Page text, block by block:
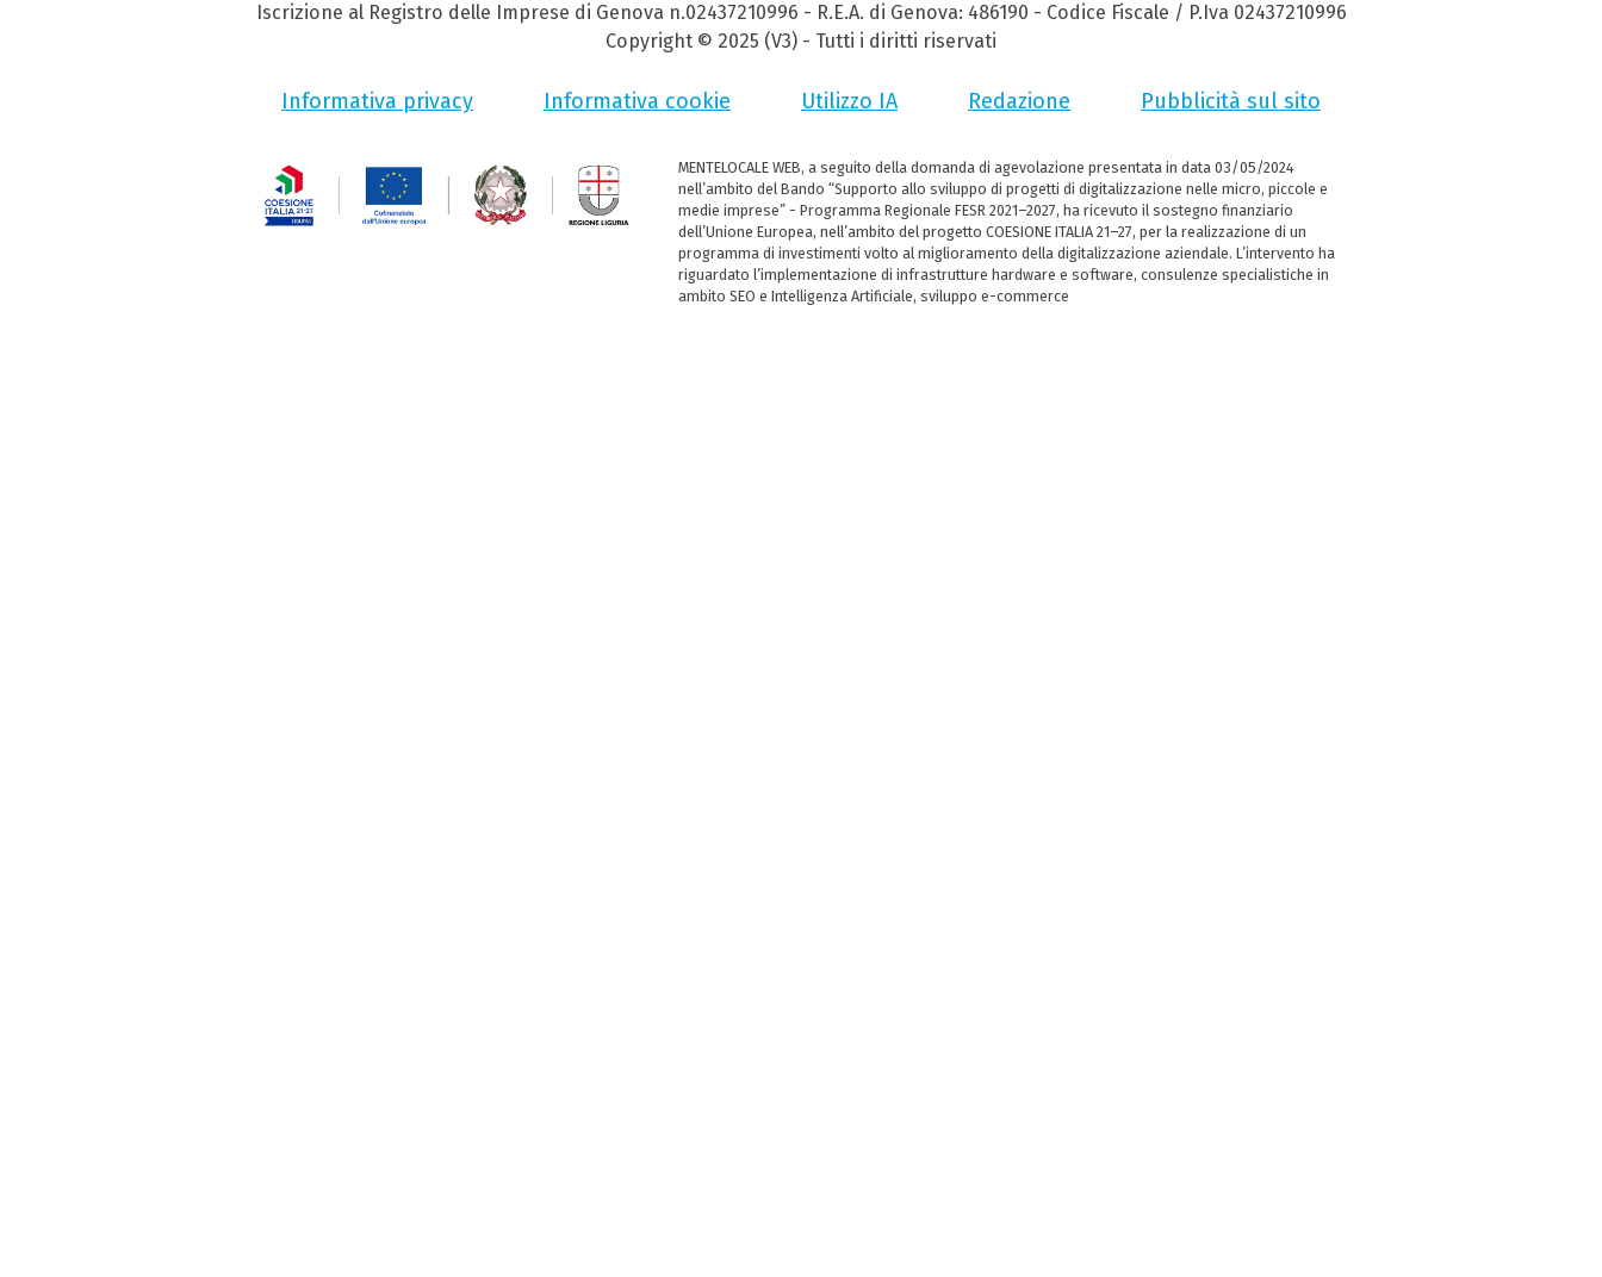
Iscrizione al Registro delle Imprese di Genova n.02437210996 - R.E.A. di Genova: 486190 - Codice Fiscale / P.Iva 02437210996
Copyright © 2025 (V3) - Tutti i diritti riservati
Informativa privacy Informativa cookie Utilizzo IA Redazione Pubblicità sul sito
MENTELOCALE WEB, a seguito della domanda di agevolazione presentata in data 03/05/2024
nell’ambito del Bando “Supporto allo sviluppo di progetti di digitalizzazione nelle micro, piccole e
medie imprese” - Programma Regionale FESR 2021–2027, ha ricevuto il sostegno finanziario
dell’Unione Europea, nell’ambito del progetto COESIONE ITALIA 21–27, per la realizzazione di un
programma di investimenti volto al miglioramento della digitalizzazione aziendale. L’intervento ha
riguardato l’implementazione di infrastrutture hardware e software, consulenze specialistiche in
ambito SEO e Intelligenza Artificiale, sviluppo e-commerce